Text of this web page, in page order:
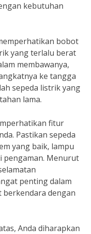
kebutuhan
bobot
yang terlalu berat
membawanya,
ke tangga
sepeda listrik yang
lama.
fitur
Pastikan sepeda
yang baik, lampu
pengaman. Menurut
penting dalam
berkendara dengan
Anda diharapkan